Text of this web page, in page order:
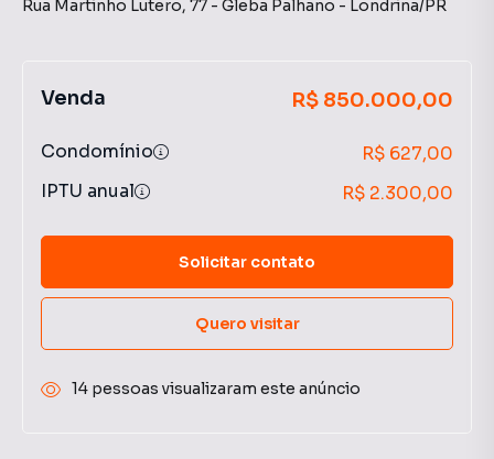
Rua Martinho Lutero, 77 - Gleba Palhano - Londrina/PR
Venda R$ 850.000,00
Condomínio
R$ 627,00
IPTU anual
R$ 2.300,00
Solicitar contato
Quero visitar
14 pessoas visualizaram este anúncio